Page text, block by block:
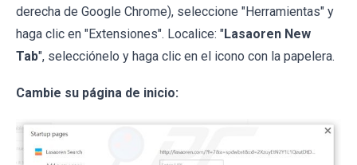
derecha de Google Chrome), seleccione "Herramientas" y
haga clic en "Extensiones". Localice: "Lasaoren New
Tab", selecciónelo y haga clic en el icono con la papelera.
Cambie su página de inicio: